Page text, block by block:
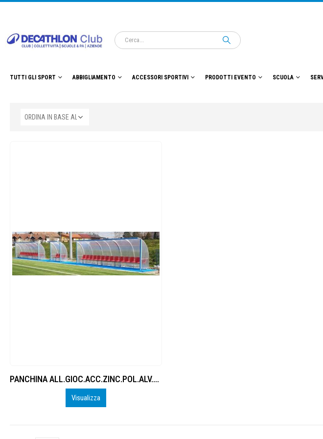
TUTTI GLI SPORT ABBIGLIAMENTO ACCESSORI SPORTIVI PRODOTTI EVENTO SCUOLA
PANCHINA ALL.GIOC.ACC.ZINC.POL.ALV.CURVA
Visualizza